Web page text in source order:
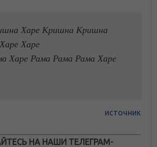
Харе Кришна Кришна
Харе
Харе Рама Рама Рама Харе
источник
НА НАШИ ТЕЛЕГРАМ-